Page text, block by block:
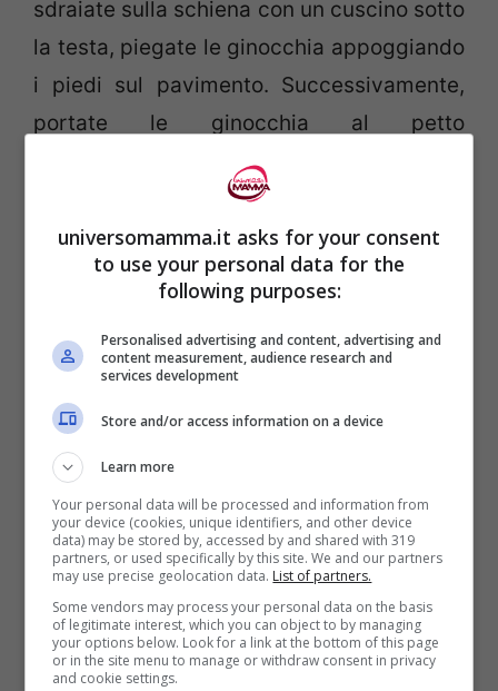
sdraiate sulla schiena con un cuscino sotto
la testa, piegate le ginocchia appoggiando
i piedi sul pavimento. Successivamente,
portate le ginocchia al petto
abbracciandole con la mani. Se volete
dondolatevi dolcemente.
Per il passo successivo,passati sei mesi
dal parto, potete, sempre stando sdraiate
sulla schiena, cercare di allungare le
gambe verso l’alto, concentrandovi sulla
universomamma.it asks for your consent
to use your personal data for the
following purposes:
Personalised advertising and content, advertising and
content measurement, audience research and
services development
Store and/or access information on a device
Learn more
Your personal data will be processed and information from
your device (cookies, unique identifiers, and other device
data) may be stored by, accessed by and shared with 319
partners, or used specifically by this site. We and our partners
may use precise geolocation data. List of partners.
Some vendors may process your personal data on the basis
of legitimate interest, which you can object to by managing
your options below. Look for a link at the bottom of this page
or in the site menu to manage or withdraw consent in privacy
and cookie settings.